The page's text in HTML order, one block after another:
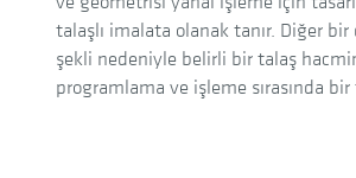
talaşlı imalata olanak tanır. Diğer
şekli nedeniyle belirli bir talaş
programlama ve işleme sırasında